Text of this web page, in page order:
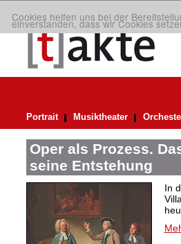
Cookies helfen uns bei der
einverstanden, dass wir Cookies
Portrait Musiktheater
Oper als Prozess.
seine Entstehung
In